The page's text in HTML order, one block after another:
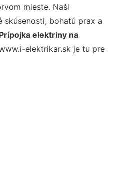
mieste. Naši
skúsenosti, bohatú prax a
Prípojka elektriny na
elektrikar.sk je tu pre